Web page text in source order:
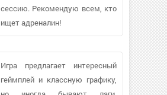
сессию. Рекомендую всем, кто
ищет адреналин!
Игра предлагает интересный
геймплей и классную графику,